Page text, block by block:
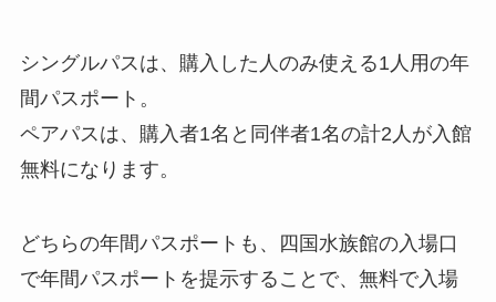
シングルパスは、購入した人のみ使える1人用の年
間パスポート。
ペアパスは、購入者1名と同伴者1名の計2人が入館
無料になります。
どちらの年間パスポートも、四国水族館の入場口
で年間パスポートを提示することで、無料で入場